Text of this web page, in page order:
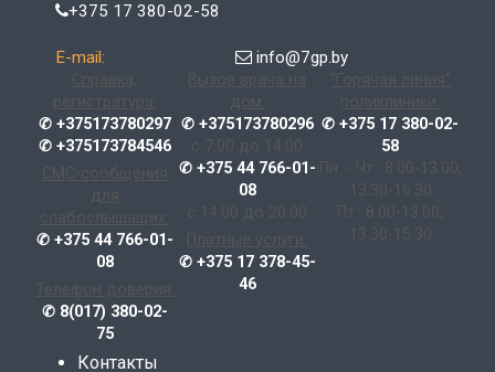
+375 17 380-02-58
E-mail: info@7gp.by
Справка,
регистратура:
✆ +375173780297
✆ +375173784546
СМС-сообщения
для
слабослышащих:
✆ +375 44 766-01-
08
Телефон доверия:
✆ 8(017) 380-02-
75
Вызов врача на
дом:
✆ +375173780296
с 7.00 до 14.00
✆ +375 44 766-01-
08
с 14.00 до 20.00
Платные услуги:
✆ +375 17 378-45-
46
"Горячая линия"
поликлиники:
✆ +375 17 380-02-
58
Пн. - Чт.: 8.00-13.00;
13.30-16.30
Пт.: 8.00-13.00;
13.30-15.30
Контакты